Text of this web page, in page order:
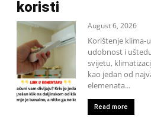
koristi
August 6, 2026
Korištenje klima-
udobnost i
svijetu,
kao jedan od
elemenata...
Read more